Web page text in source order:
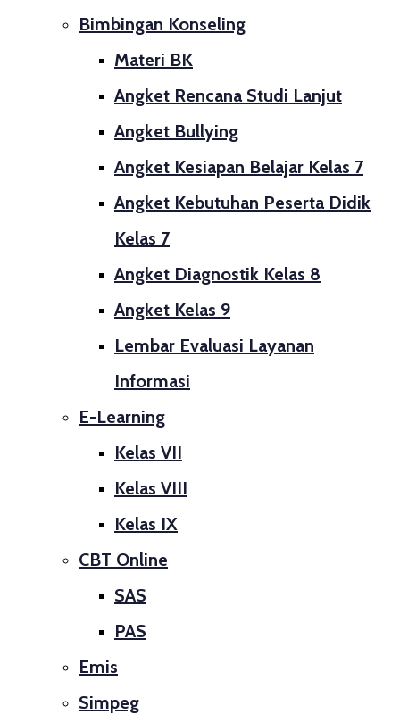
Bimbingan Konseling
Materi BK
Angket Rencana Studi Lanjut
Angket Bullying
Angket Kesiapan Belajar Kelas 7
Angket Kebutuhan Peserta Didik
Kelas 7
Angket Diagnostik Kelas 8
Angket Kelas 9
Lembar Evaluasi Layanan
Informasi
E-Learning
Kelas VII
Kelas VIII
Kelas IX
CBT Online
SAS
PAS
Emis
Simpeg